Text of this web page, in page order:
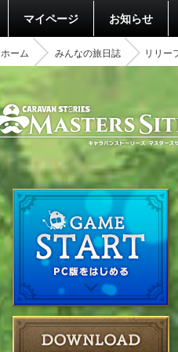
マイページ お知らせ
ホーム みんなの旅日誌 リリー